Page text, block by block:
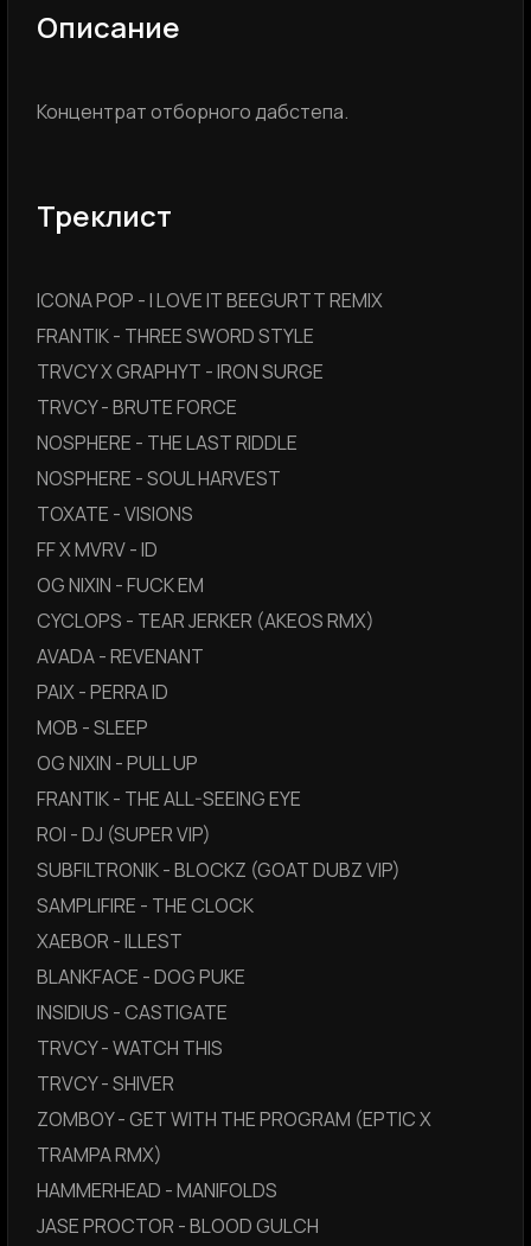
Описание
Концентрат отборного дабстепа.
Треклист
ICONA POP - I LOVE IT BEEGURTT REMIX
FRANTIK - THREE SWORD STYLE
TRVCY X GRAPHYT - IRON SURGE
TRVCY - BRUTE FORCE
NOSPHERE - THE LAST RIDDLE
NOSPHERE - SOUL HARVEST
TOXATE - VISIONS
FF X MVRV - ID
OG NIXIN - FUCK EM
CYCLOPS - TEAR JERKER (AKEOS RMX)
AVADA - REVENANT
PAIX - PERRA ID
MOB - SLEEP
OG NIXIN - PULL UP
FRANTIK - THE ALL-SEEING EYE
ROI - DJ (SUPER VIP)
SUBFILTRONIK - BLOCKZ (GOAT DUBZ VIP)
SAMPLIFIRE - THE CLOCK
XAEBOR - ILLEST
BLANKFACE - DOG PUKE
INSIDIUS - CASTIGATE
TRVCY - WATCH THIS
TRVCY - SHIVER
ZOMBOY - GET WITH THE PROGRAM (EPTIC X
TRAMPA RMX)
HAMMERHEAD - MANIFOLDS
JASE PROCTOR - BLOOD GULCH